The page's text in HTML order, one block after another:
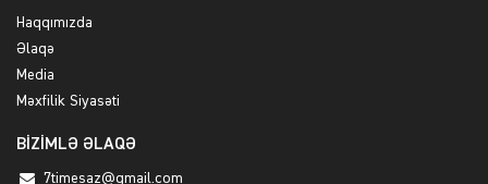
Haqqımızda
Əlaqə
Media
Məxfilik Siyasəti
BİZİMLƏ ƏLAQƏ
7timesaz@gmail.com